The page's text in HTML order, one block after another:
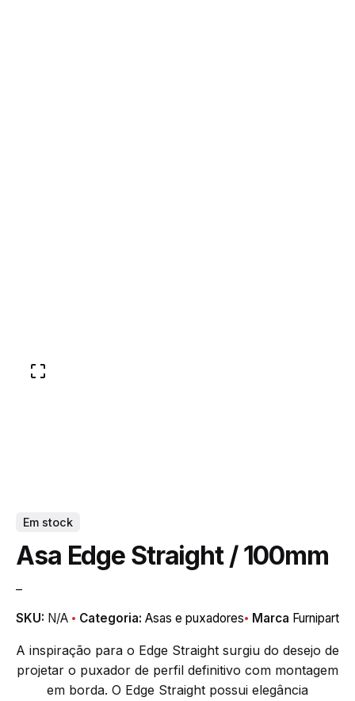
Em stock
Asa Edge Straight / 100mm
–
SKU: N/A Categoria: Asas e puxadores Marca Furnipart
A inspiração para o Edge Straight surgiu do desejo de
projetar o puxador de perfil definitivo com montagem
em borda. O Edge Straight possui elegância